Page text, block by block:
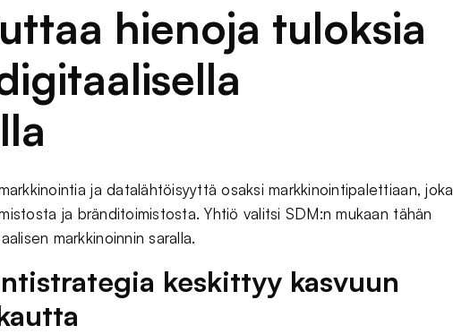
hienoja tuloksia
ja datalähtöisyyttä osaksi markkinointipalettiaan, joka
ja bränditoimistosta. Yhtiö valitsi SDM:n mukaan tähän
markkinoinnin saralla.
keskittyy kasvuun